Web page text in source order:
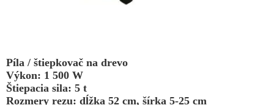
Píla / štiepkovač na drevo
Výkon: 1 500 W
Štiepacia sila: 5 t
Rozmery rezu: dĺžka 52 cm, šírka 5-25 cm